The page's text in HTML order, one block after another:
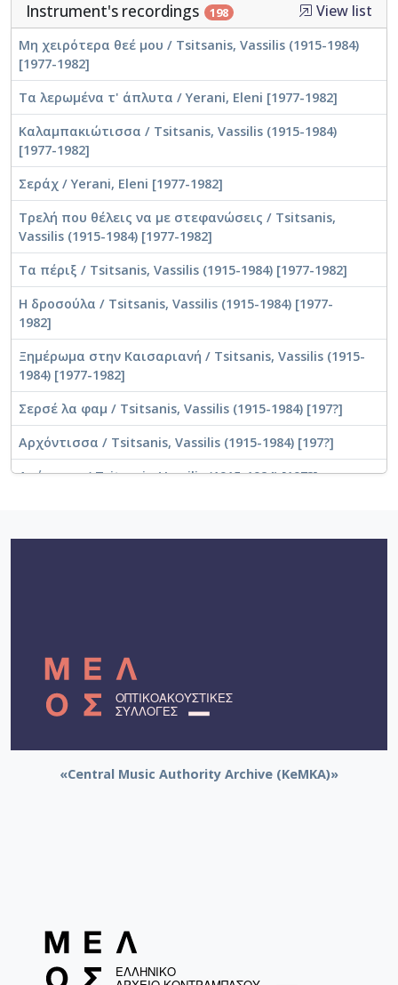
Instrument's recordings 198 View list
Μη χειρότερα θεέ μου / Tsitsanis, Vassilis (1915-1984)
[1977-1982]
Τα λερωμένα τ' άπλυτα / Yerani, Eleni [1977-1982]
Καλαμπακιώτισσα / Tsitsanis, Vassilis (1915-1984)
[1977-1982]
Σεράχ / Yerani, Eleni [1977-1982]
Τρελή που θέλεις να με στεφανώσεις / Tsitsanis,
Vassilis (1915-1984) [1977-1982]
Τα πέριξ / Tsitsanis, Vassilis (1915-1984) [1977-1982]
Η δροσούλα / Tsitsanis, Vassilis (1915-1984) [1977-
1982]
Ξημέρωμα στην Καισαριανή / Tsitsanis, Vassilis (1915-
1984) [1977-1982]
Σερσέ λα φαμ / Tsitsanis, Vassilis (1915-1984) [197?]
Αρχόντισσα / Tsitsanis, Vassilis (1915-1984) [197?]
Αχάριστη / Tsitsanis, Vassilis (1915-1984) [197?]
Ταξιμάκι μινόρε / Tsitsanis, Vassilis (1915-1984) [1979]
Απόψε στις ακρογιαλιές / Tsitsanis, Vassilis (1915-
1984) [1979]
1984) [1979]
Πέφτεις σε λάθη (2) / Tsitsanis, Vassilis (1915-1984)
(1915-1984) [1979]
Ζαΐρα / Yerani, Eleni [1979]
«Central Music Authority Archive (KeMKA)»